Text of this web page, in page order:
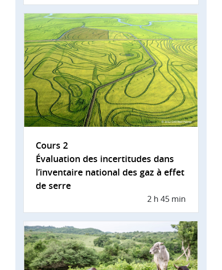
Cours 2
Évaluation des incertitudes dans
l’inventaire national des gaz à effet
de serre
2 h 45 min